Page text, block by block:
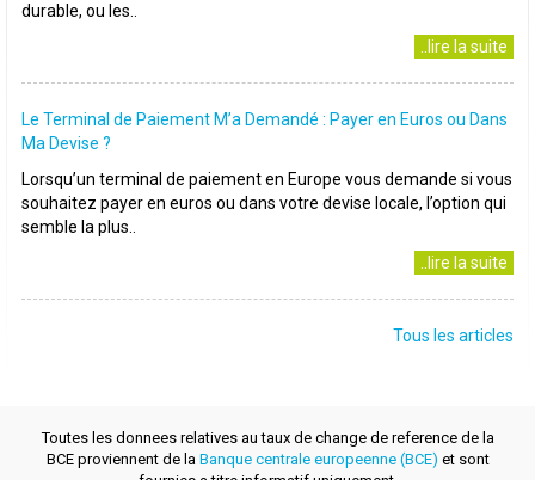
durable, ou les..
..lire la suite
Le Terminal de Paiement M’a Demandé : Payer en Euros ou Dans
Ma Devise ?
Lorsqu’un terminal de paiement en Europe vous demande si vous
souhaitez payer en euros ou dans votre devise locale, l’option qui
semble la plus..
..lire la suite
Tous les articles
Toutes les donnees relatives au taux de change de reference de la
BCE proviennent de la Banque centrale europeenne (BCE) et sont